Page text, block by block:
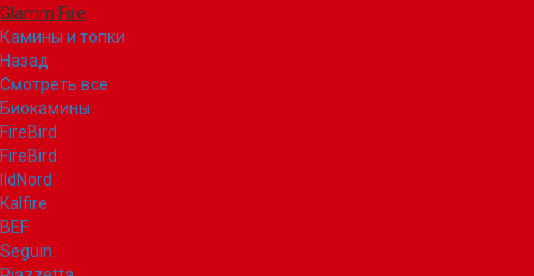
Glamm Fire
Камины и топки
Назад
Смотреть все
Биокамины
FireBird
FireBird
IldNord
Kalfire
BEF
Seguin